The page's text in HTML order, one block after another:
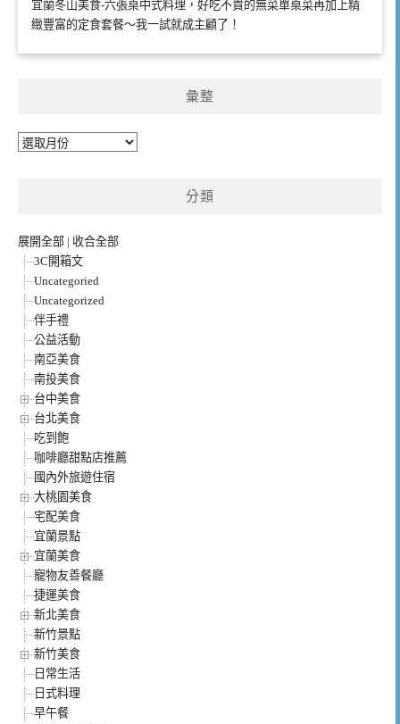
宜蘭冬山美食-六張桌中式料理，好吃不貴的無菜單桌菜再加上精
緻豐富的定食套餐～我一試就成主顧了！
彙整
彙
分類
展開全部 | 收合全部
3C開箱文
Uncategoried
Uncategorized
伴手禮
公益活動
南亞美食
南投美食
台中美食
台北美食
吃到飽
咖啡廳甜點店推薦
國內外旅遊住宿
大桃園美食
宅配美食
宜蘭景點
宜蘭美食
寵物友善餐廳
捷運美食
新北美食
新竹景點
新竹美食
日常生活
日式料理
早午餐